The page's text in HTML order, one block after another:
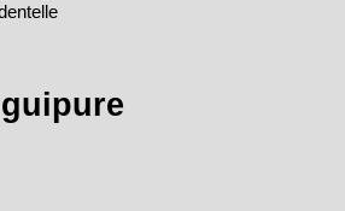
guipure